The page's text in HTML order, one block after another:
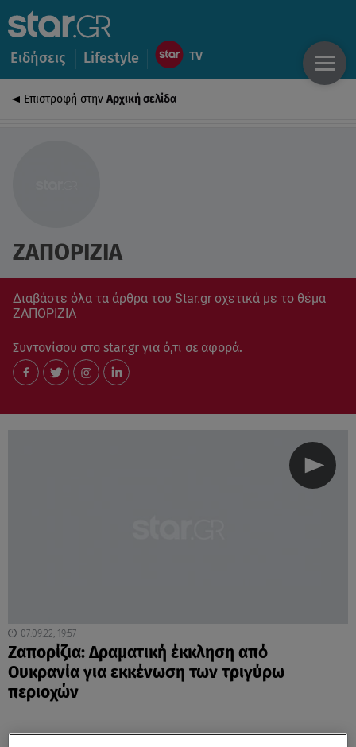
Ειδήσεις Lifestyle
Επιστροφή στην Αρχική σελίδα
ΖΑΠΟΡΙΖΙΑ
Διαβάστε όλα τα άρθρα του Star.gr σχετικά με το θέμα
ΖΑΠΟΡΙΖΙΑ
Συντονίσου στο star.gr για ό,τι σε αφορά.
07.09.22, 19:57
Ζαπορίζια: Δραματική έκκληση από
Ουκρανία για εκκένωση των τριγύρω
περιοχών